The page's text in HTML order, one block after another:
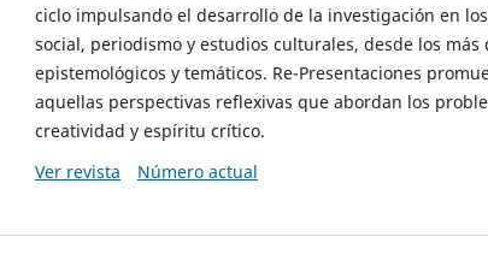
ciclo impulsando el desarrollo de la investigación en
social, periodismo y estudios culturales, desde los más
epistemológicos y temáticos. Re-Presentaciones
aquellas perspectivas reflexivas que abordan los
creatividad y espíritu crítico.
Ver revista
Número actual